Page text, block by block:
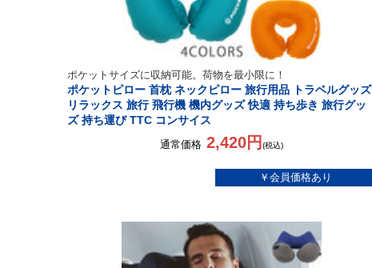
ポケットサイズに収納可能。荷物を最小限に！
ポケットピロー 首枕 ネックピロー 旅行用品 トラベルグッズ
リラックス 旅行 飛行機 機内グッズ 快適 持ち歩き 旅行グッ
ズ 持ち運び TTC コンサイス
通常価格 2,420円(税込)